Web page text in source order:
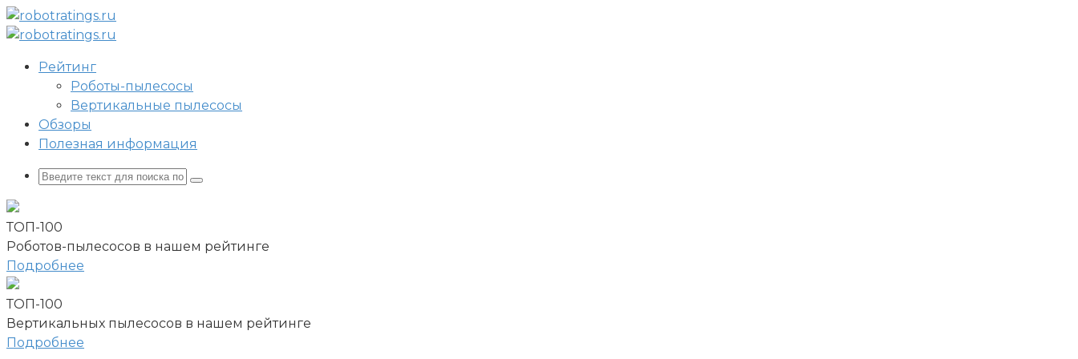
Перейти
к
Рейтинг
Роботы-пылесосы
Вертикальные пылесосы
Обзоры
Полезная информация
Поиск:
ТОП-100
Роботов-пылесосов в нашем рейтинге
Подробнее
ТОП-100
Вертикальных пылесосов в нашем рейтинге
Подробнее